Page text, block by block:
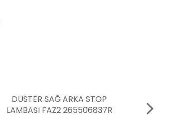
SAĞ BAGAJ KAPAK
MENTEŞESİ LOGAN